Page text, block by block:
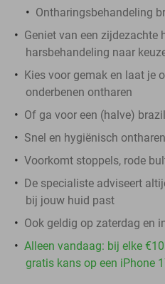
Ontharingsbehandeling
Geniet van een zijdezachte
harsbehandeling naar
Kies voor gemak en laat je
onderbenen ontharen
Of ga voor een (halve)
Snel en hygiënisch ontharen
Voorkomt stoppels, rode
De specialiste adviseert
bij jouw huid past
Ook geldig op zaterdag en
Alleen vandaag: bij elke
gratis kans op een iPhone